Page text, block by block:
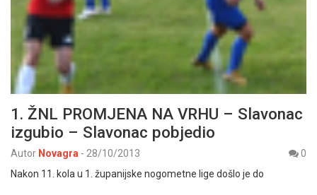
1. ŽNL PROMJENA NA VRHU – Slavonac
izgubio – Slavonac pobjedio
Autor Novagra - 28/10/2013
0
Nakon 11. kola u 1. županijske nogometne lige došlo je do